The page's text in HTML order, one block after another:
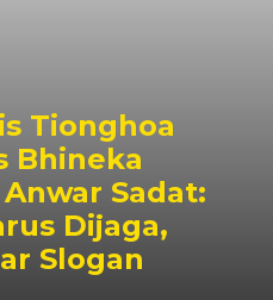
Tionghoa
Bhineka
Sadat:
Dijaga,
Slogan